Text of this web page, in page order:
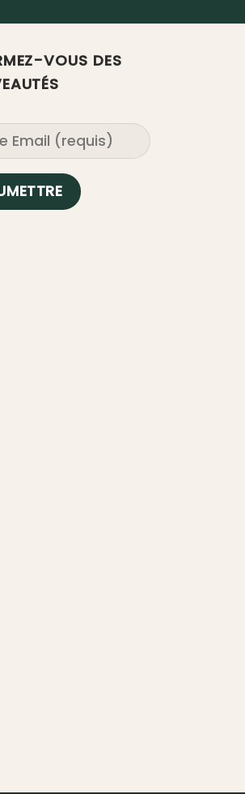
initial
79.99€.
actuel
VOUS DES